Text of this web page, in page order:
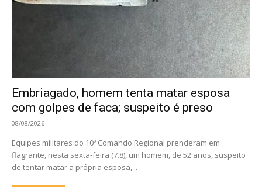
Embriagado, homem tenta matar esposa
com golpes de faca; suspeito é preso
08/08/2026
Equipes militares do 10º Comando Regional prenderam em
flagrante, nesta sexta-feira (7.8), um homem, de 52 anos, suspeito
de tentar matar a própria esposa,...